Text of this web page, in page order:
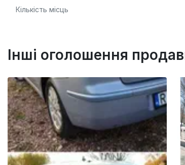
Кількість місць
Інші оголошення